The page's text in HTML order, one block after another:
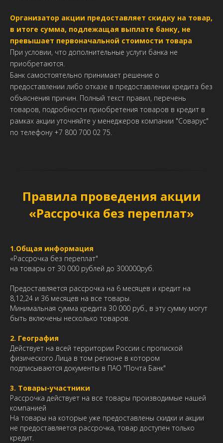
Организатор акции предоставляет скидку на товар,
в итоге сумма, подлежащая выплате банку, не
превышает первоначальной стоимости товара
При условии, что дополнительные услуги банка не
приобретаются.
Банк самостоятельно принимает решение о
предоставлении либо отказе в предоставлении кредита без
объяснения причин. Полный текст правил, перечень
товаров, подробности приобретения товаров в кредит в
рамках акции уточняйте у менеджеров компании "Соварус"
по телефону +7 800 700 02 75.
Правила проведения акции
«Рассрочка без переплат»
1.Общая информация
«Рассрочка без переплат"
на товары от 30 000 рублей до 300000руб.
Предоставляется рассрочка на 6 месяцев и кредит на
8,12,24 и 36 месяцев на все товары.
Минимальная сумма кредита 30 000 руб., в эту сумму могут
быть включены несколько товаров.
2. География
Действует на всей территории России с пропиской
физического Лица в том регионе в котором
подписываются документы в ПАО "Почта Банк"
3. Товары-участники
Рассрочка действует на все товары производимые нашей
компанией
На товары на которые уже предоставлены скидки и акции
не предоставляется рассрочка, товар доступен только
кредит.